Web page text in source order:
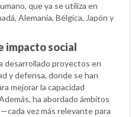
que ya se utiliza en
Alemania, Bélgica, Japón y
impacto social
desarrollado proyectos en
y defensa, donde se han
mejorar la capacidad
ha abordado ámbitos
vez más relevante para